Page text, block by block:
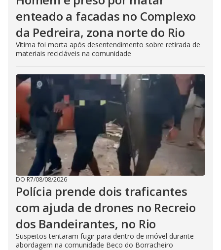
enteado a facadas no Complexo
da Pedreira, zona norte do Rio
Vítima foi morta após desentendimento sobre retirada de
materiais recicláveis na comunidade
DO R7/08/08/2026
Polícia prende dois traficantes
com ajuda de drones no Recreio
dos Bandeirantes, no Rio
Suspeitos tentaram fugir para dentro de imóvel durante
abordagem na comunidade Beco do Borracheiro